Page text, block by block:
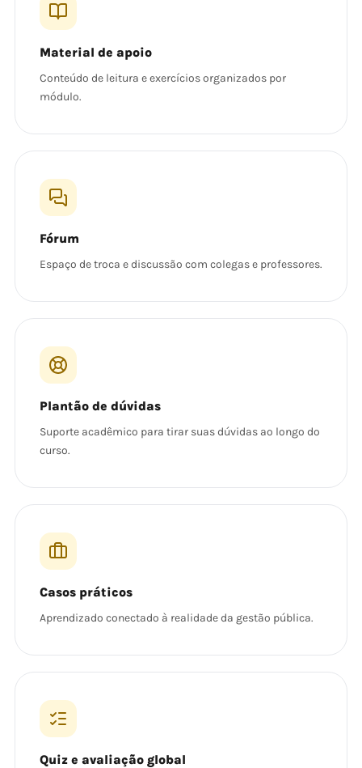
Material de apoio
Conteúdo de leitura e exercícios organizados por
módulo.
Fórum
Espaço de troca e discussão com colegas e professores.
Plantão de dúvidas
Suporte acadêmico para tirar suas dúvidas ao longo do
curso.
Casos práticos
Aprendizado conectado à realidade da gestão pública.
Quiz e avaliação global